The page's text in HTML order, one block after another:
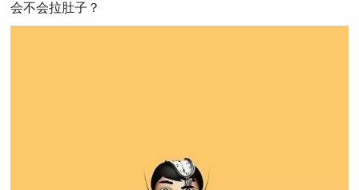
会不会拉肚子？